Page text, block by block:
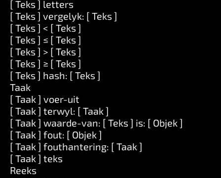
[ Teks ] letters
[ Teks ] vergelyk: [ Teks ]
[ Teks ] < [ Teks ]
[ Teks ] ≤ [ Teks ]
[ Teks ] > [ Teks ]
[ Teks ] ≥ [ Teks ]
[ Teks ] hash: [ Teks ]
Taak
[ Taak ] voer-uit
[ Taak ] terwyl: [ Taak ]
[ Taak ] waarde-van: [ Teks ] is: [ Objek ]
[ Taak ] fout: [ Objek ]
[ Taak ] fouthantering: [ Taak ]
[ Taak ] teks
Reeks